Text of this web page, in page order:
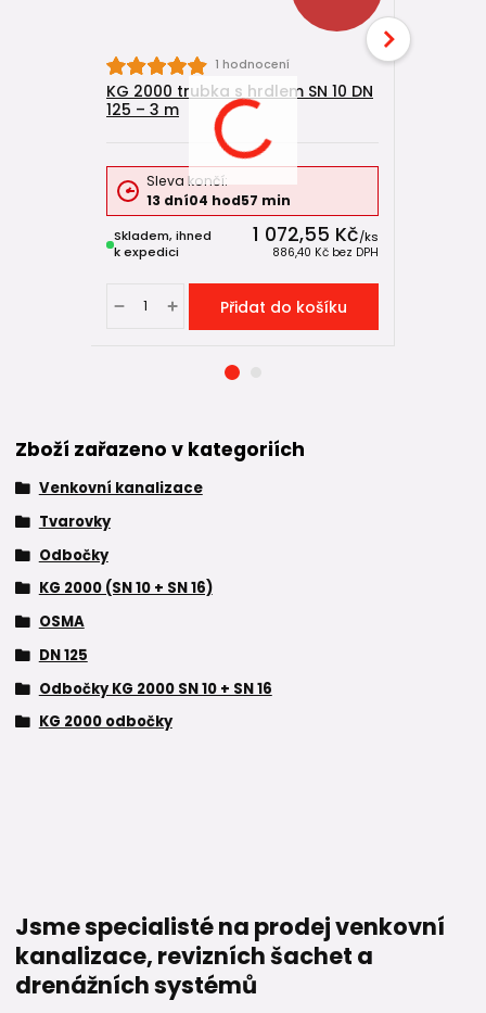
1 hodnocení
KG 2000 trubka s hrdlem SN 10 DN
125 – 3 m
1 072,55 Kč/ks
886,40 Kč bez DPH
Skladem, ihned
k expedici
Sleva končí:
13 dní04 hod57 min
Přidat do košíku
Zboží zařazeno v kategoriích
Venkovní kanalizace
Tvarovky
Odbočky
KG 2000 (SN 10 + SN 16)
OSMA
DN 125
Odbočky KG 2000 SN 10 + SN 16
KG 2000 odbočky
Jsme specialisté na prodej venkovní
kanalizace, revizních šachet a
drenážních systémů